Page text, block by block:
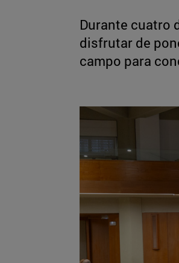
Durante cuatro
disfrutar de
campo para